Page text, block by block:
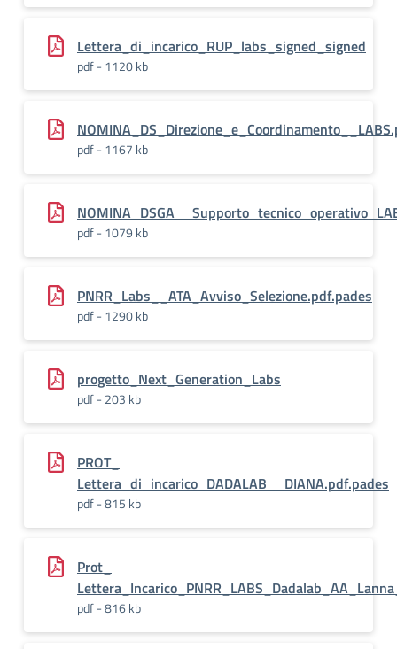
Lettera_di_incarico_RUP_labs_signed_signed
pdf - 1120 kb
pdf - 1167 kb
pdf - 1079 kb
PNRR_Labs__ATA_Avviso_Selezione.pdf.pades
pdf - 1290 kb
progetto_Next_Generation_Labs
pdf - 203 kb
PROT_
Lettera_di_incarico_DADALAB__DIANA.pdf.pades
pdf - 815 kb
Prot_
pdf - 816 kb